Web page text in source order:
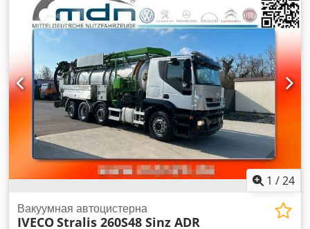
сажевый фильтр
1 /24
Вакуумная автоцистерна
IVECOStralis 260S48 Sinz ADR